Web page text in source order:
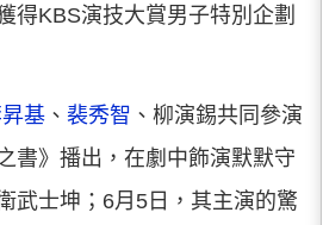
得KBS演技大賞男子特別企劃
基 、 裴秀智 、柳演錫共同參演
書》播出，在劇中飾演默默守
武士坤；6月5日，其主演的驚